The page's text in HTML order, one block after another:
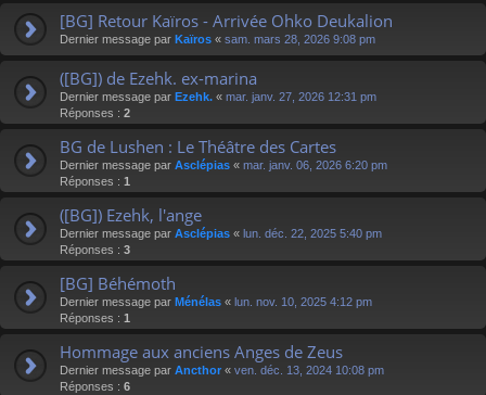
[BG] Retour Kaïros - Arrivée Ohko Deukalion
Dernier message par Kaïros « sam. mars 28, 2026 9:08 pm
([BG]) de Ezehk. ex-marina
Dernier message par Ezehk. « mar. janv. 27, 2026 12:31 pm
Réponses : 2
BG de Lushen : Le Théâtre des Cartes
Dernier message par Asclépias « mar. janv. 06, 2026 6:20 pm
Réponses : 1
([BG]) Ezehk, l'ange
Dernier message par Asclépias « lun. déc. 22, 2025 5:40 pm
Réponses : 3
[BG] Béhémoth
Dernier message par Ménélas « lun. nov. 10, 2025 4:12 pm
Réponses : 1
Hommage aux anciens Anges de Zeus
Dernier message par Ancthor « ven. déc. 13, 2024 10:08 pm
Réponses : 6